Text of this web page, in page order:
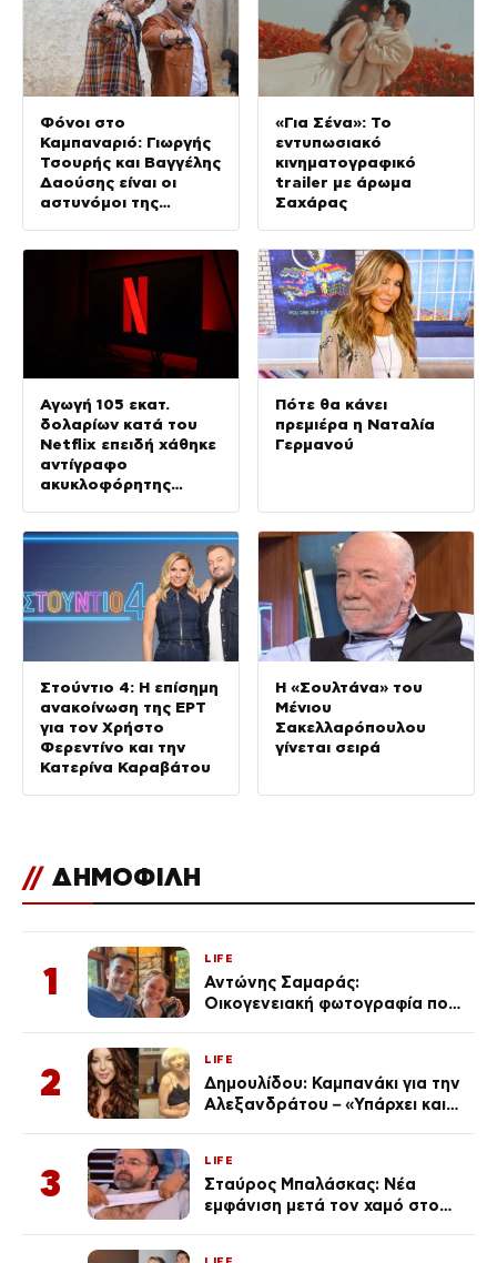
Φόνοι στο
Καμπαναριό: Γιωργής
Τσουρής και Βαγγέλης
Δαούσης είναι οι
αστυνόμοι της
«Για Σένα»: Το
εντυπωσιακό
κινηματογραφικό
trailer με άρωμα
Σαχάρας
Αγωγή 105 εκατ.
δολαρίων κατά του
Netflix επειδή χάθηκε
αντίγραφο
ακυκλοφόρητης
Πότε θα κάνει
πρεμιέρα η Ναταλία
Γερμανού
Στούντιο 4: Η επίσημη
ανακοίνωση της ΕΡΤ
για τον Χρήστο
Φερεντίνο και την
Κατερίνα Καραβάτου
Η «Σουλτάνα» του
Μένιου
Σακελλαρόπουλου
γίνεται σειρά
// ΔΗΜΟΦΙΛΗ
1
LIFE
Αντώνης Σαμαράς:
Οικογενειακή φωτογραφία που
Λένας
2
LIFE
Δημουλίδου: Καμπανάκι για την
Αλεξανδράτου – «Υπάρχει και
3
LIFE
Σταύρος Μπαλάσκας: Νέα
εμφάνιση μετά τον χαμό στο